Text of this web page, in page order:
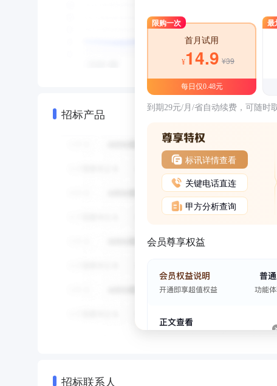
招标产品
限购一次
首月试用
¥14.9 ¥39
每日仅0.48元
最
到期29元/月/省自动续费，可随时
标讯详情查看
关键电话直连
甲方分析查询
会员尊享权益
招标联系人